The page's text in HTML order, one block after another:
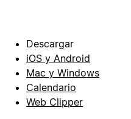
Descargar
iOS y Android
Mac y Windows
Calendario
Web Clipper